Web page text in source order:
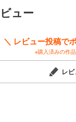
ュー
＼ レビュー投稿で
※購入済みの作
レ